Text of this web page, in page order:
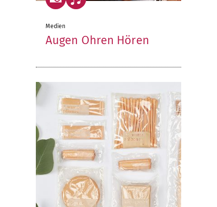
Augen Ohren Hören
Medien